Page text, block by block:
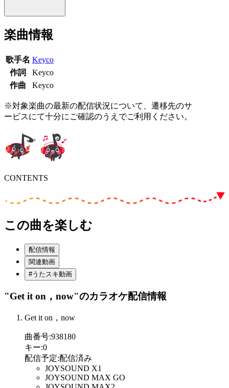
楽曲情報
歌手名 Keyco
作詞
Keyco
作曲
Keyco
※対象楽曲の最新の配信状況について、遷移先のサ
ービスにて十分にご確認のうえでご利用ください。
CONTENTS
この曲を楽しむ
配信情報
関連動画
#うたスキ動画
"Get it on，now"のカラオケ配信情報
Get it on，now
曲番号:938180
キー:0
配信予定:配信済み
JOYSOUND X1
JOYSOUND MAX GO